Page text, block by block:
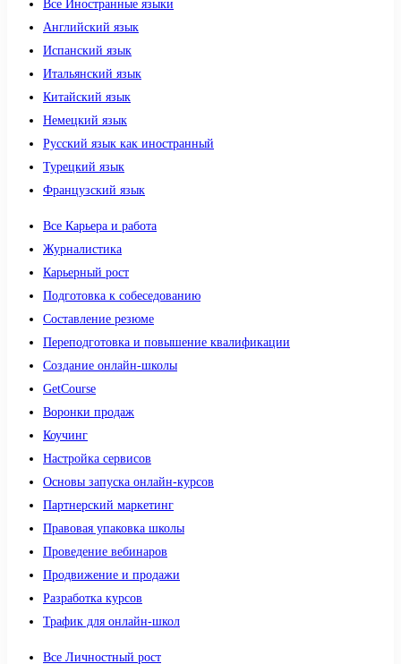
Все Иностранные языки
Английский язык
Испанский язык
Итальянский язык
Китайский язык
Немецкий язык
Русский язык как иностранный
Турецкий язык
Французский язык
Все Карьера и работа
Журналистика
Карьерный рост
Подготовка к собеседованию
Составление резюме
Переподготовка и повышение квалификации
Создание онлайн-школы
GetCourse
Воронки продаж
Коучинг
Настройка сервисов
Основы запуска онлайн-курсов
Партнерский маркетинг
Правовая упаковка школы
Проведение вебинаров
Продвижение и продажи
Разработка курсов
Трафик для онлайн-школ
Все Личностный рост